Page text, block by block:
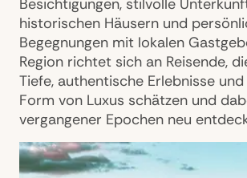
Besichtigungen, stilvolle
historischen Häusern und
Begegnungen mit lokalen
Region richtet sich an Reisende,
Tiefe, authentische Erlebnisse
Form von Luxus schätzen und
vergangener Epochen neu